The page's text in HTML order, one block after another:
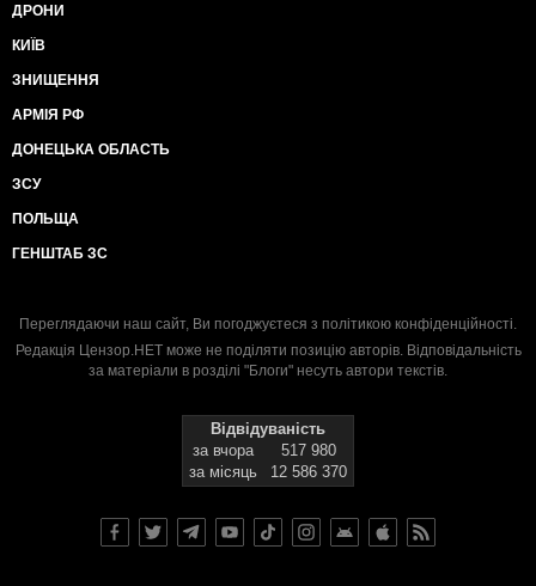
ДРОНИ
КИЇВ
ЗНИЩЕННЯ
АРМІЯ РФ
ДОНЕЦЬКА ОБЛАСТЬ
ЗСУ
ПОЛЬЩА
ГЕНШТАБ ЗС
Переглядаючи наш сайт, Ви погоджуєтеся з політикою конфіденційності.
Редакція Цензор.НЕТ може не поділяти позицію авторів. Відповідальність
за матеріали в розділі "Блоги" несуть автори текстів.
Відвідуваність
за вчора
517 980
за місяць
12 586 370